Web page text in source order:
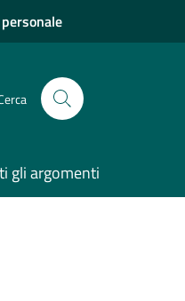
gli argomenti